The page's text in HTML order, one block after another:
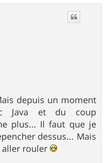
depuis un moment
Java et du coup
plus... Il faut que je
dessus... Mais
rouler